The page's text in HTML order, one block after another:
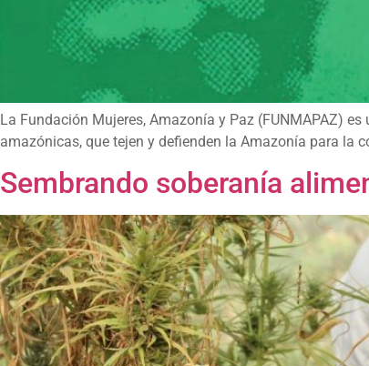
La Fundación Mujeres, Amazonía y Paz (FUNMAPAZ)
amazónicas, que tejen y defienden la Amazonía para la
Sembrando soberanía